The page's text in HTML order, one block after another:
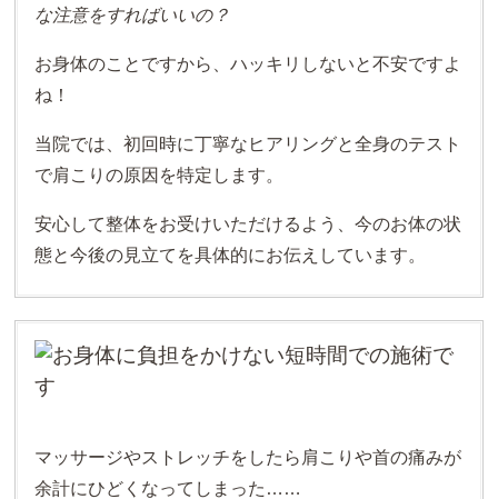
な注意をすればいいの？
お身体のことですから、ハッキリしないと不安ですよ
ね！
当院では、初回時に丁寧なヒアリングと全身のテスト
で肩こりの原因を特定します。
安心して整体をお受けいただけるよう、今のお体の状
態と今後の見立てを具体的にお伝えしています。
マッサージやストレッチをしたら肩こりや首の痛みが
余計にひどくなってしまった……